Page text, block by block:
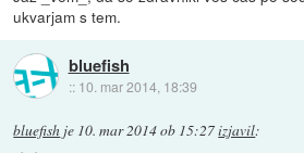
ukvarjam s tem.
bluefish
:: 10. mar 2014, 18:39
bluefish je 10. mar 2014 ob 15:27izjavil: